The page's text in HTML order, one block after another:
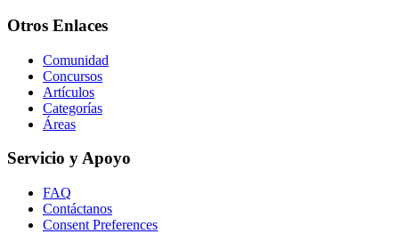
Otros Enlaces
Comunidad
Concursos
Artículos
Categorías
Áreas
Servicio y Apoyo
FAQ
Contáctanos
Consent Preferences